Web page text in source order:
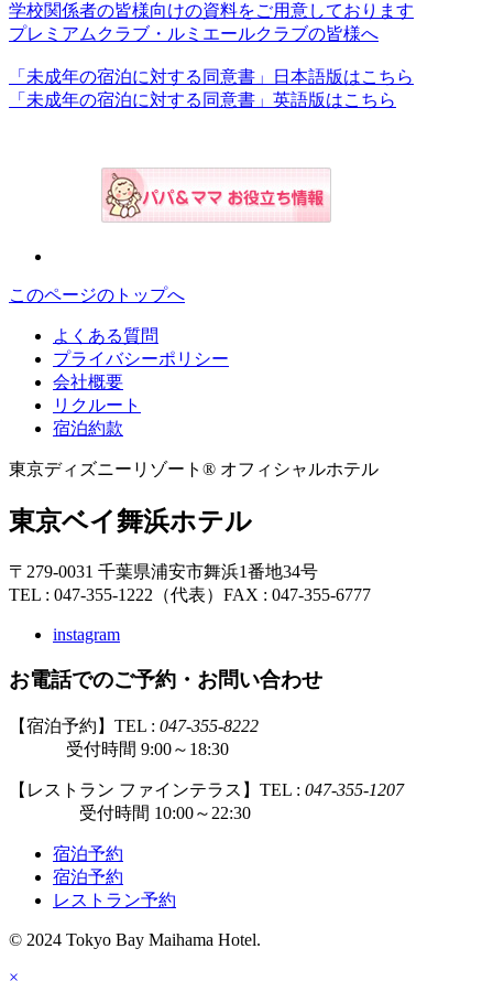
学校関係者の皆様向けの資料をご用意しております
プレミアムクラブ・ルミエールクラブの皆様へ
「未成年の宿泊に対する同意書」日本語版はこちら
「未成年の宿泊に対する同意書」英語版はこちら
このページのトップへ
よくある質問
プライバシーポリシー
会社概要
リクルート
宿泊約款
東京ディズニーリゾート® オフィシャルホテル
東京ベイ舞浜ホテル
〒279-0031 千葉県浦安市舞浜1番地34号
TEL : 047-355-1222（代表） FAX : 047-355-6777
instagram
お電話でのご予約・お問い合わせ
【宿泊予約】TEL : 047-355-8222
受付時間 9:00～18:30
【レストラン ファインテラス】TEL : 047-355-1207
受付時間 10:00～22:30
宿泊予約
宿泊予約
レストラン予約
© 2024 Tokyo Bay Maihama Hotel.
×